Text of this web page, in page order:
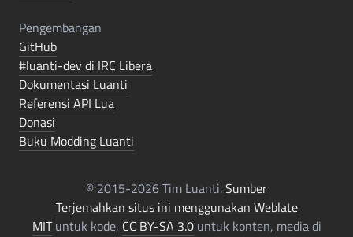
Pengembangan
GitHub
#luanti-dev di IRC Libera
Dokumentasi Luanti
Referensi API Lua
Donasi
Buku Modding Luanti
© 2015-2026 Tim Luanti.Sumber
Terjemahkan situs ini menggunakan Weblate
MITuntuk kode, CC BY-SA 3.0untuk konten, media di